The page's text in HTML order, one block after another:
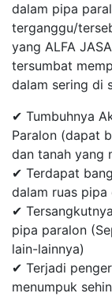
dalam pipa
terganggu/
yang ALFA
tersumbat
dalam sering di
✔ Tumbuhnya
Paralon (dapat
dan tanah yang
✔ Terdapat
dalam ruas
✔
pipa paralon
lain-lainnya)
✔ Terjadi
menumpuk